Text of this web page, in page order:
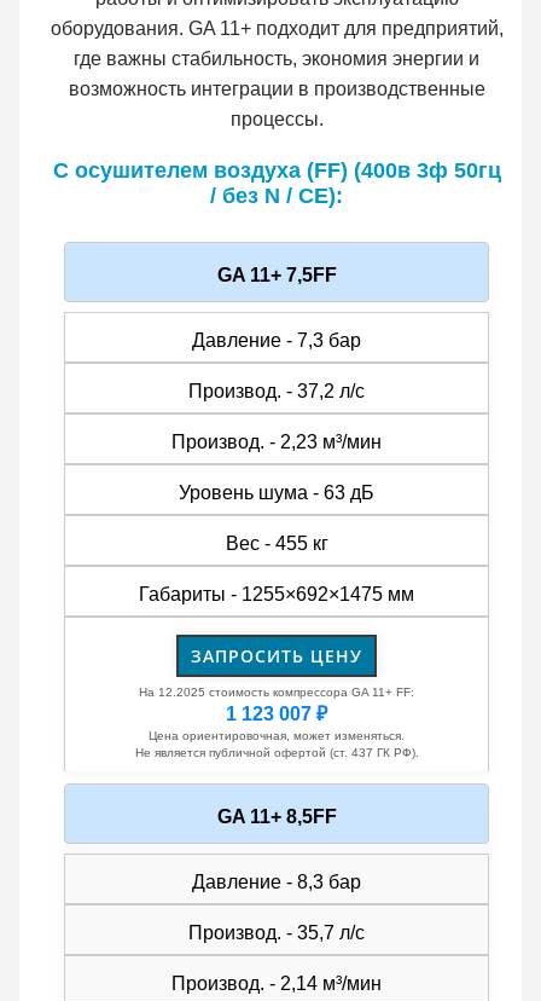
оборудования. GA 11+ подходит для предприятий,
где важны стабильность, экономия энергии и
возможность интеграции в производственные
процессы.
С осушителем воздуха (FF) (400в 3ф 50гц
/ без N / CE):
GA 11+ 7,5FF
Давление - 7,3 бар
Производ. - 37,2 л/с
Производ. - 2,23 м³/мин
Уровень шума - 63 дБ
Вес - 455 кг
Габариты - 1255×692×1475 мм
ЗАПРОСИТЬ ЦЕНУ
На 12.2025 стоимость компрессора GA 11+ FF:
1 123 007 ₽
Цена ориентировочная, может изменяться.
Не является публичной офертой (ст. 437 ГК РФ).
GA 11+ 8,5FF
Давление - 8,3 бар
Производ. - 35,7 л/с
Производ. - 2,14 м³/мин